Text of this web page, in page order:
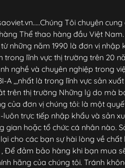
Tôi chuyên
Thể thao hàng đầu Việt
những năm 1990 là đơn vị nhập
trong lĩnh vực thị trường trên 20
nghề và chuyên nghiệp trong
A ,,,nhất là trong lĩnh vực sản
trên thị trường Những lý do mà
của đơn vị chúng tôi: là một
luôn trực tiếp nhập khẩu và sản
gian hoặc tổ chức cá nhân nào.
cho các bạn sự hài lòng về chất
Để đảm bảo hàng khi bạn mua
hãng của chúng tôi. Tránh